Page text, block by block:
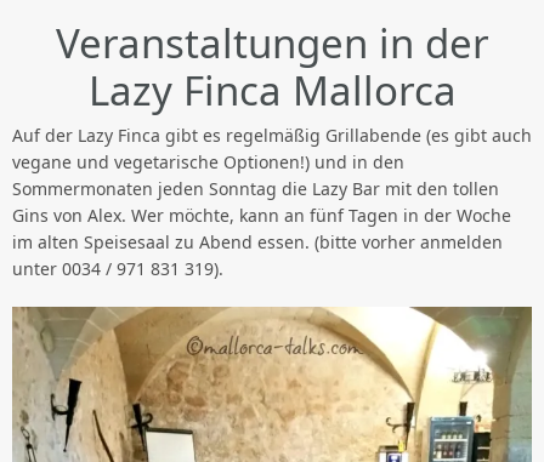
Veranstaltungen in der
Lazy Finca Mallorca
Auf der Lazy Finca gibt es regelmäßig Grillabende (es gibt auch
vegane und vegetarische Optionen!) und in den
Sommermonaten jeden Sonntag die Lazy Bar mit den tollen
Gins von Alex. Wer möchte, kann an fünf Tagen in der Woche
im alten Speisesaal zu Abend essen. (bitte vorher anmelden
unter 0034 / 971 831 319).